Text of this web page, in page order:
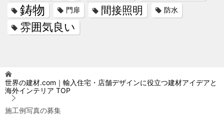
鋳物
門扉 間接照明 防水
雰囲気良い
世界の建材.com｜輸入住宅・店舗デザインに役立つ建材アイデアと
海外インテリア TOP
施工例写真の募集